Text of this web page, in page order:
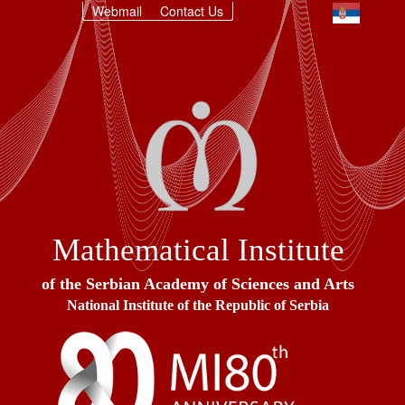
Webmail Contact Us
Mathematical Institute
of the Serbian Academy of Sciences and Arts
National Institute of the Republic of Serbia